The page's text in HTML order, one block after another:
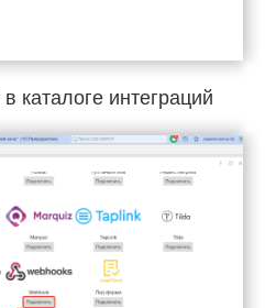
в каталоге интеграций